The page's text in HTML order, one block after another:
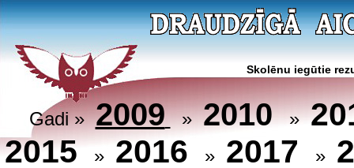
Skolēnu iegūtie
Gadi »2009 »2010 »
2015
» 2016 » 2017 »